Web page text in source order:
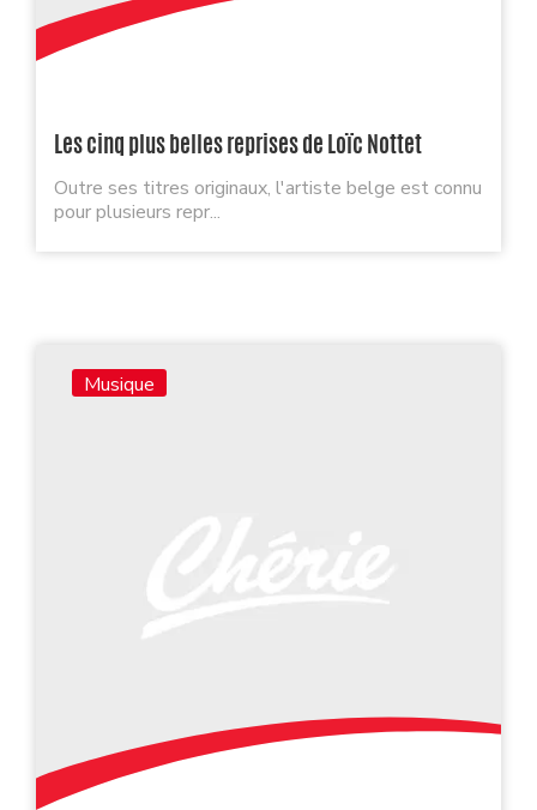
Les cinq plus belles reprises de Loïc Nottet
Outre ses titres originaux, l'artiste belge est connu
pour plusieurs repr...
Musique